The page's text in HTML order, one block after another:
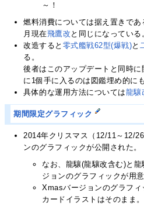
～！
燃料消費については据え置きで
月現在飛鷹改 と同じになっている
改造すると 零式艦戦62型(爆戦)と
る。
後者はこのアップデートと同時
に1個手に入るのは図鑑埋め的に
具体的な運用方法については龍驤
期間限定グラフィック
2014年クリスマス（12/11～12/
ンのグラフィックが公開された。
なお、龍驤(龍驤改含む)と
ジョンのグラフィックが用意
Xmasバージョンのグラフィ
カードイラストはそのまま。